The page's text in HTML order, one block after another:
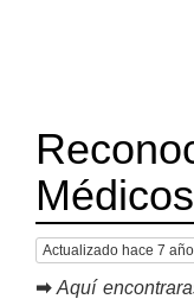
Actualizado hace 7
➡ Aquí